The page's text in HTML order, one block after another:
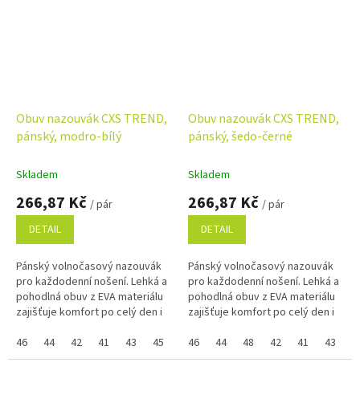
Obuv nazouvák CXS TREND,
pánský, modro-bílý
Skladem
266,87 Kč / pár
DETAIL
Pánský volnočasový nazouvák
pro každodenní nošení. Lehká a
pohodlná obuv z EVA materiálu
zajišťuje komfort po celý den i
vrchní části umožňuje...
46 44 42 41 43 45
Obuv nazouvák CXS TREND,
pánský, šedo-černé
Skladem
266,87 Kč / pár
DETAIL
Pánský volnočasový nazouvák
pro každodenní nošení. Lehká a
pohodlná obuv z EVA materiálu
zajišťuje komfort po celý den i
vrchní části umožňuje...
46 44 48 42 41 43